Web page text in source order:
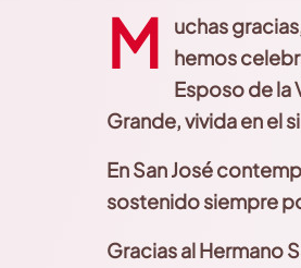
M uchas
hemos
Esposo de la
Grande, vivida en el
En San José
sostenido siempre
Gracias al Hermano